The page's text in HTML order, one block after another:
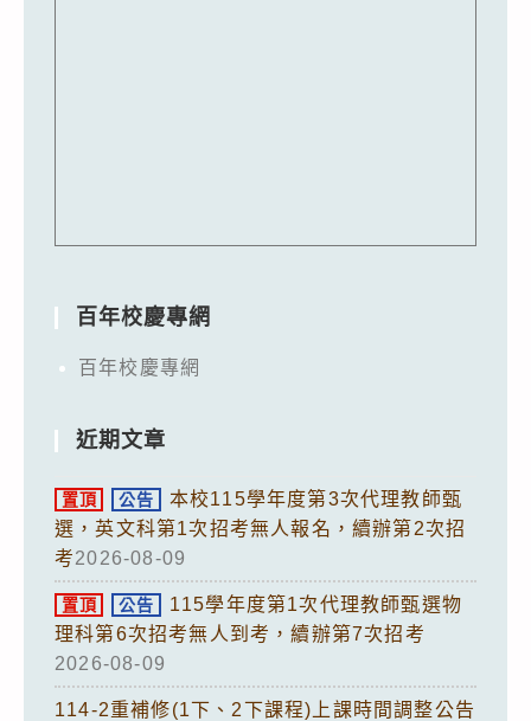
百年校慶專網
百年校慶專網
近期文章
置頂 公告
本校115學年度第3次代理教師甄
選，英文科第1次招考無人報名，續辦第2次招
考2026-08-09
置頂 公告
115學年度第1次代理教師甄選物
理科第6次招考無人到考，續辦第7次招考
2026-08-09
114-2重補修(1下、2下課程)上課時間調整公告